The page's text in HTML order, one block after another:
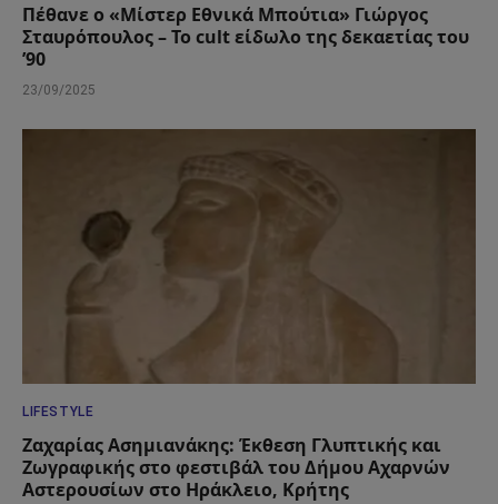
Πέθανε ο «Μίστερ Εθνικά Μπούτια» Γιώργος
Σταυρόπουλος – Το cult είδωλο της δεκαετίας του
’90
23/09/2025
LIFESTYLE
Ζαχαρίας Ασημιανάκης: Έκθεση Γλυπτικής και
Ζωγραφικής στο φεστιβάλ του Δήμου Αχαρνών
Αστερουσίων στο Ηράκλειο, Κρήτης